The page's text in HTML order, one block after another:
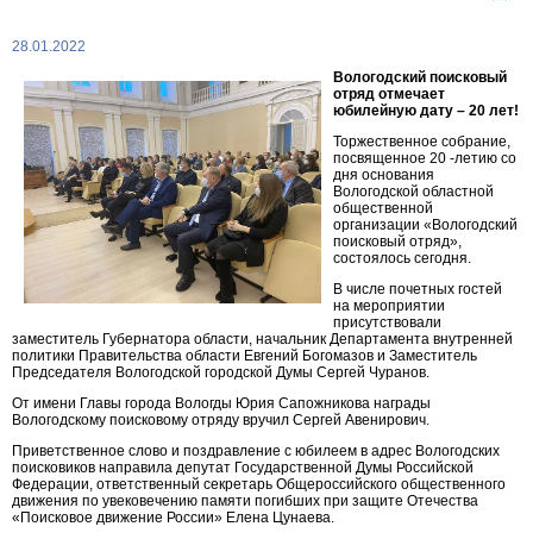
28.01.2022
Вологодский поисковый
отряд отмечает
юбилейную дату – 20 лет!
Торжественное собрание,
посвященное 20 -летию со
дня основания
Вологодской областной
общественной
организации «Вологодский
поисковый отряд»,
состоялось сегодня.
В числе почетных гостей
на мероприятии
присутствовали
заместитель Губернатора области, начальник Департамента внутренней
политики Правительства области Евгений Богомазов и Заместитель
Председателя Вологодской городской Думы Сергей Чуранов.
От имени Главы города Вологды Юрия Сапожникова награды
Вологодскому поисковому отряду вручил Сергей Авенирович.
Приветственное слово и поздравление с юбилеем в адрес Вологодских
поисковиков направила депутат Государственной Думы Российской
Федерации, ответственный секретарь Общероссийского общественного
движения по увековечению памяти погибших при защите Отечества
«Поисковое движение России» Елена Цунаева.